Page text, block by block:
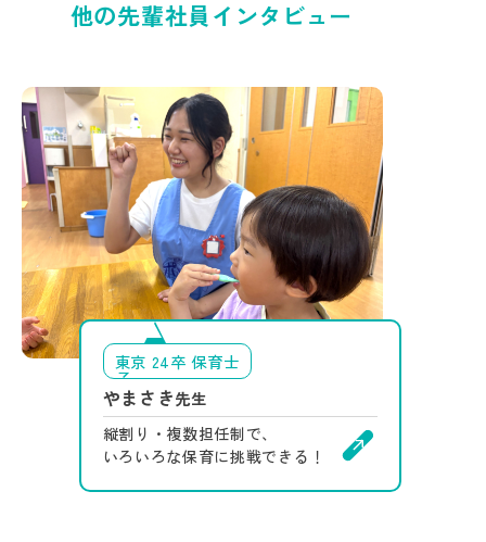
他の先輩社員インタビュー
東京 24卒 保育士
やまさき先生
縦割り・複数担任制で、
いろいろな保育に挑戦できる！